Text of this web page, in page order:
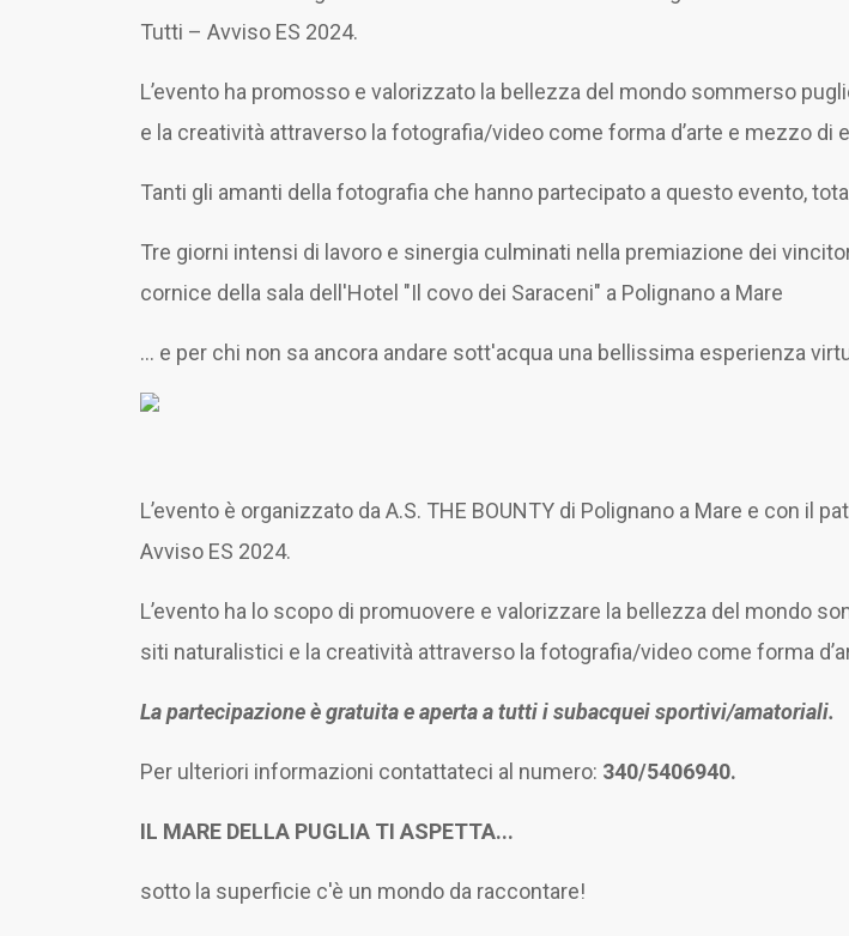
Tutti – Avviso ES 2024.
L’evento ha promosso e valorizzato la bellezza del mondo sommerso
e la creatività attraverso la fotografia/video come forma d’arte e mezzo di
Tanti gli amanti della fotografia che hanno partecipato a questo evento,
Tre giorni intensi di lavoro e sinergia culminati nella premiazione dei
cornice della sala dell'Hotel "Il covo dei Saraceni" a Polignano a Mare
... e per chi non sa ancora andare sott'acqua una bellissima esperienza
L’evento è organizzato da A.S. THE BOUNTY di Polignano a Mare e con il
Avviso ES 2024.
L’evento ha lo scopo di promuovere e valorizzare la bellezza del mondo
siti naturalistici e la creatività attraverso la fotografia/video come forma
La partecipazione è gratuita e aperta a tutti i subacquei sportivi/amatoriali.
Per ulteriori informazioni contattateci al numero: 340/5406940.
IL MARE DELLA PUGLIA TI ASPETTA...
sotto la superficie c'è un mondo da raccontare!